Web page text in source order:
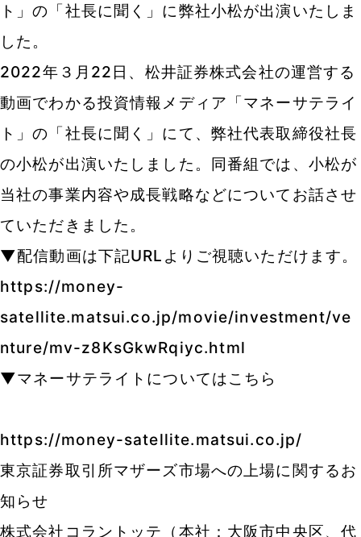
ト」の「社長に聞く」に弊社小松が出演いたしま
した。
2022年３月22日、松井証券株式会社の運営する
動画でわかる投資情報メディア「マネーサテライ
ト」の「社長に聞く」にて、弊社代表取締役社長
の小松が出演いたしました。同番組では、小松が
当社の事業内容や成長戦略などについてお話させ
ていただきました。
▼配信動画は下記URLよりご視聴いただけます。
https://money-
satellite.matsui.co.jp/movie/investment/ve
nture/mv-z8KsGkwRqiyc.html
▼マネーサテライトについてはこちら
https://money-satellite.matsui.co.jp/
東京証券取引所マザーズ市場への上場に関するお
知らせ
株式会社コラントッテ（本社：大阪市中央区、代